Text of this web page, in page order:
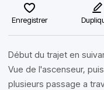
Enregistrer
Début du trajet en
Vue de l'ascenseur,
plusieurs passage a